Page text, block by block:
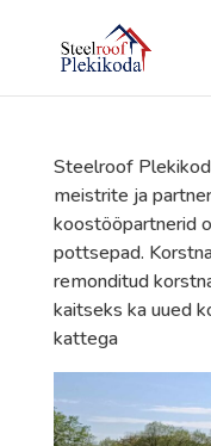
Steelroof
meistrite ja
koostööpartnerid
pottsepad.
remonditud
kaitseks ka uued
kattega